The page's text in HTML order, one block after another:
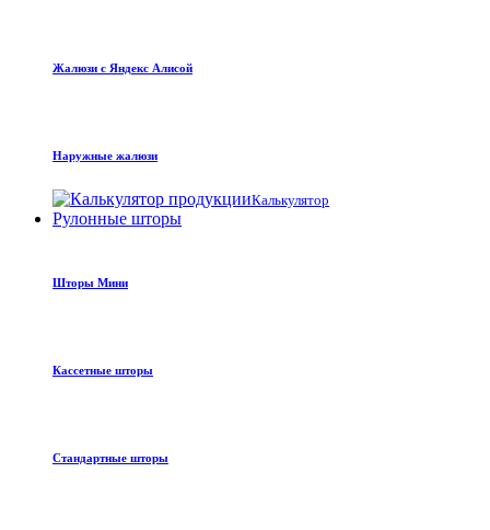
Жалюзи с Яндекс Алисой
Наружные жалюзи
Калькулятор
Рулонные шторы
Шторы Мини
Кассетные шторы
Стандартные шторы